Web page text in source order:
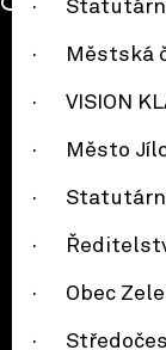
·
· Městská
· VISION
· Město
· Statutární
·
· Obec
·